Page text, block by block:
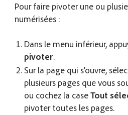
Pour faire pivoter une ou
numérisées :
Dans le menu inférieur,
pivoter.
Sur la page qui s’ouvre,
plusieurs pages que vous
ou cochez la caseTout
pivoter toutes les pages.